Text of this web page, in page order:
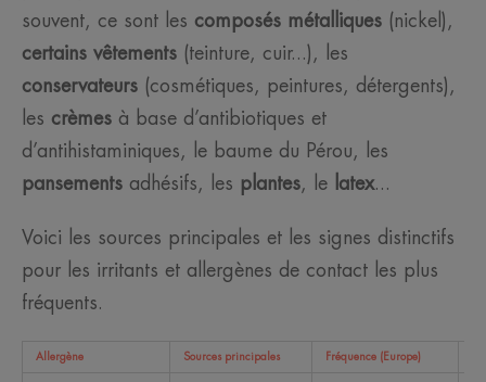
souvent, ce sont les composés métalliques (nickel),
certains vêtements (teinture, cuir...), les
conservateurs (cosmétiques, peintures, détergents),
les crèmes à base d’antibiotiques et
d’antihistaminiques, le baume du Pérou, les
pansements adhésifs, les plantes, le latex...
Voici les sources principales et les signes distinctifs
pour les irritants et allergènes de contact les plus
fréquents.
Allergène Sources principales Fréquence (Europe)